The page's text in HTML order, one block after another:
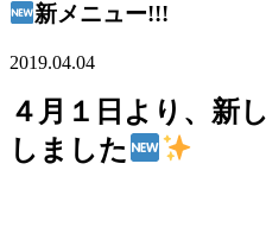
新メニュー!!!
2019.04.04
４月１日より、新
しました